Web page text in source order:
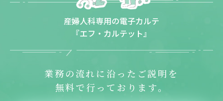
産婦人科専用の電子カルテ
『エフ・カルテット』
業務の流れに沿ったご説明を
無料で行っております。